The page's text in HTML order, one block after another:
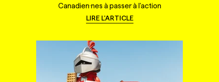
Canadien·nes à passer à l'action
LIRE L'ARTICLE